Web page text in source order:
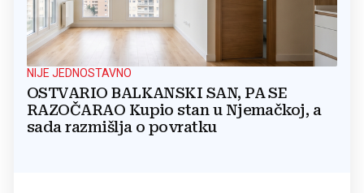
NIJE JEDNOSTAVNO
OSTVARIO BALKANSKI SAN, PA SE
RAZOČARAO Kupio stan u Njemačkoj, a
sada razmišlja o povratku